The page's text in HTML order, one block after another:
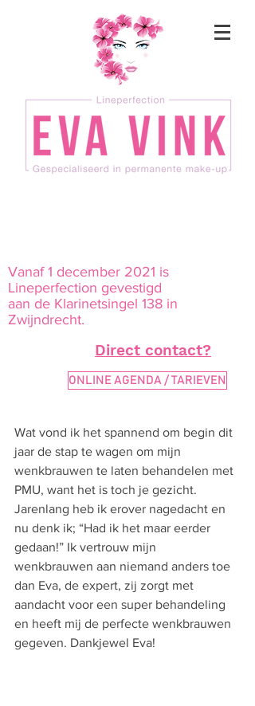
Vanaf 1 december 2021 is
Lineperfection gevestigd
aan de Klarinetsingel 138 in
Zwijndrecht.
Direct contact?
ONLINE AGENDA / TARIEVEN
Wat vond ik het spannend om begin dit
jaar de stap te wagen om mijn
wenkbrauwen te laten behandelen met
PMU, want het is toch je gezicht.
Jarenlang heb ik erover nagedacht en
nu denk ik; “Had ik het maar eerder
gedaan!” Ik vertrouw mijn
wenkbrauwen aan niemand anders toe
dan Eva, de expert, zij zorgt met
aandacht voor een super behandeling
en heeft mij de perfecte wenkbrauwen
gegeven. Dankjewel Eva!